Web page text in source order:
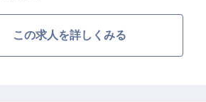
この求人を詳しくみる